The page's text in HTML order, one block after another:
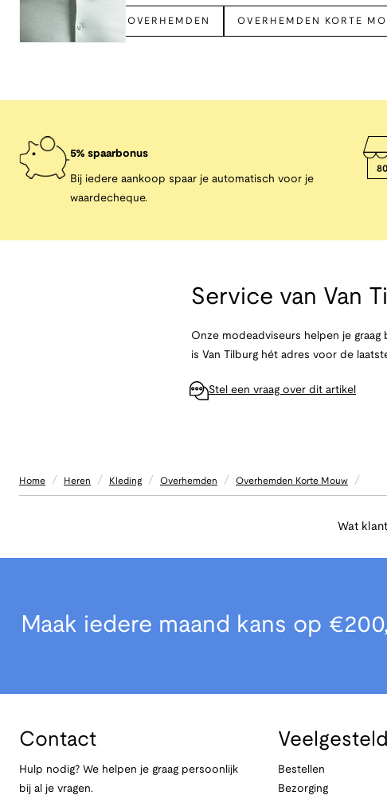
NO EXCESS OVERHEMDEN OVERHEMDEN KORTE
5% spaarbonus
Bij iedere aankoop spaar je automatisch voor je
waardecheque.
Service van Van
Onze modeadviseurs helpen je
is Van Tilburg hét adres voor de
Stel een vraag over dit artikel
Home / Heren / Kleding / Overhemden / Overhemden Korte Mouw /
Wat
Maak iedere maand kans op
Contact
Hulp nodig? We helpen je graag persoonlijk
bij al je vragen.
Bestellen
Bezorging